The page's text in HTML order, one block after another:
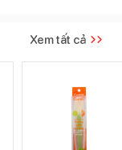
Xem tất cả